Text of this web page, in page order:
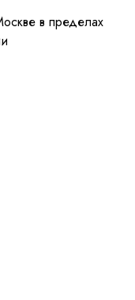
в пределах